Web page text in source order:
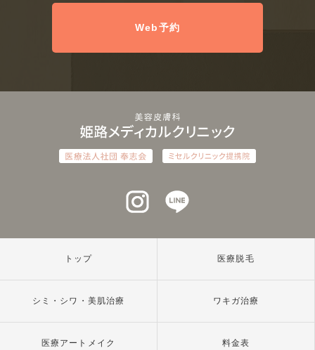
Web予約
インスタグラム
トップ 医療脱毛
シミ・シワ・美肌治療 ワキガ治療
医療アートメイク 料金表